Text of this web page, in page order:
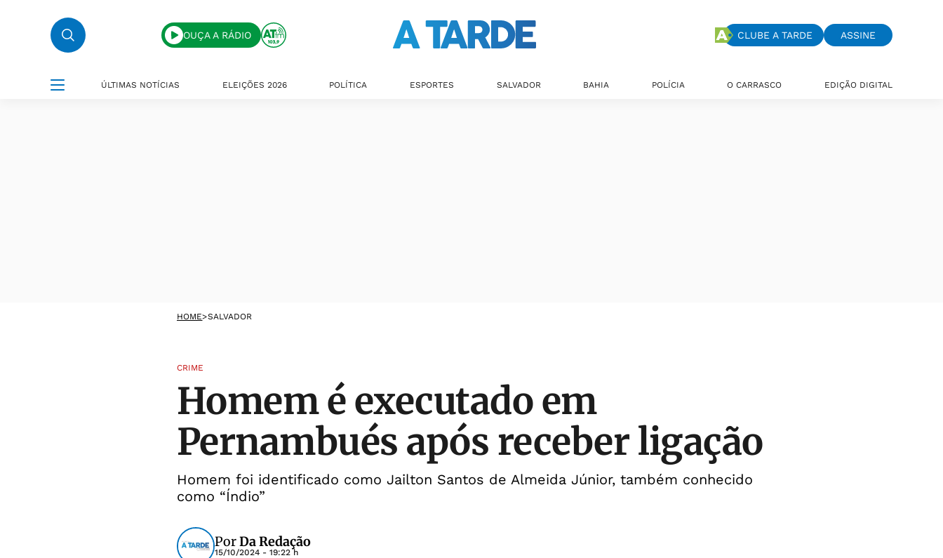
OUÇA A RÁDIO CLUBE A TARDE ASSINE
ÚLTIMAS NOTÍCIAS ELEIÇÕES 2026 POLÍTICA ESPORTES SALVADOR BAHIA POLÍCIA O CARRASCO EDIÇÃO DIGITAL
HOME>SALVADOR
CRIME
Homem é executado em
Pernambués após receber ligação
Homem foi identificado como Jailton Santos de Almeida Júnior, também conhecido
como “Índio”
PorDa Redação
15/10/2024 - 19:22 h